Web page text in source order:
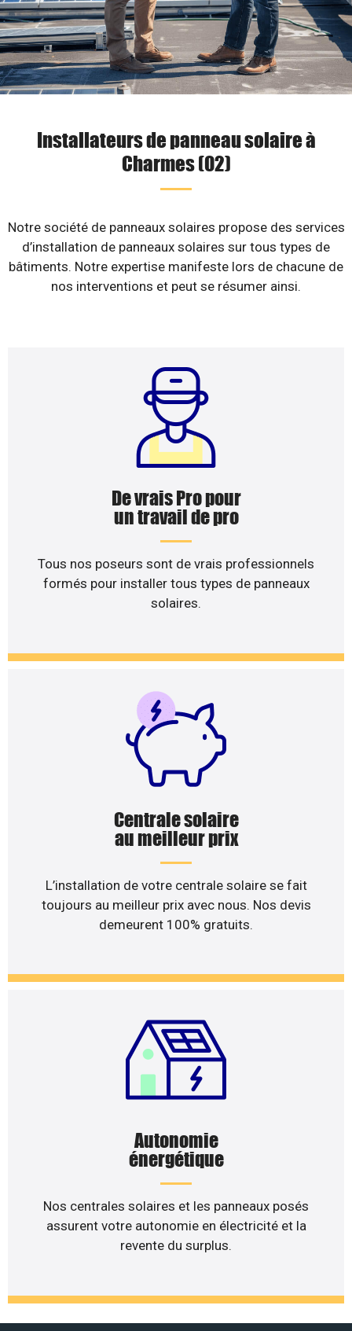
Installateurs de panneau solaire à
Charmes (02)
Notre société de panneaux solaires propose des services
d’installation de panneaux solaires sur tous types de
bâtiments. Notre expertise manifeste lors de chacune de
nos interventions et peut se résumer ainsi.
De vrais Pro pour
un travail de pro
Tous nos poseurs sont de vrais professionnels
formés pour installer tous types de panneaux
solaires.
Centrale solaire
au meilleur prix
L’installation de votre centrale solaire se fait
toujours au meilleur prix avec nous. Nos devis
demeurent 100% gratuits.
Autonomie
énergétique
Nos centrales solaires et les panneaux posés
assurent votre autonomie en électricité et la
revente du surplus.